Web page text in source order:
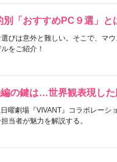
別「おすすめPC９選」と
びは意外と難しい。そこで、マ
をご紹介！
編の鍵は…世界観表現し
曜劇場『VIVANT』コラボレーシ
当者が魅力を解説する。